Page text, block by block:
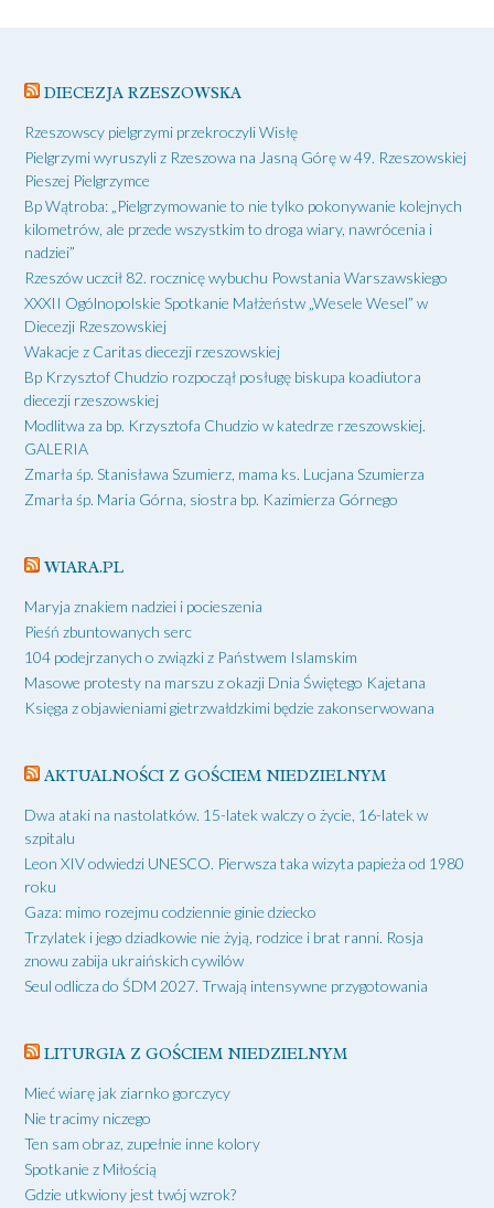
DIECEZJA RZESZOWSKA
Rzeszowscy pielgrzymi przekroczyli Wisłę
Pielgrzymi wyruszyli z Rzeszowa na Jasną Górę w 49. Rzeszowskiej
Pieszej Pielgrzymce
Bp Wątroba: „Pielgrzymowanie to nie tylko pokonywanie kolejnych
kilometrów, ale przede wszystkim to droga wiary, nawrócenia i
nadziei”
Rzeszów uczcił 82. rocznicę wybuchu Powstania Warszawskiego
XXXII Ogólnopolskie Spotkanie Małżeństw „Wesele Wesel” w
Diecezji Rzeszowskiej
Wakacje z Caritas diecezji rzeszowskiej
Bp Krzysztof Chudzio rozpoczął posługę biskupa koadiutora
diecezji rzeszowskiej
Modlitwa za bp. Krzysztofa Chudzio w katedrze rzeszowskiej.
GALERIA
Zmarła śp. Stanisława Szumierz, mama ks. Lucjana Szumierza
Zmarła śp. Maria Górna, siostra bp. Kazimierza Górnego
WIARA.PL
Maryja znakiem nadziei i pocieszenia
Pieśń zbuntowanych serc
104 podejrzanych o związki z Państwem Islamskim
Masowe protesty na marszu z okazji Dnia Świętego Kajetana
Księga z objawieniami gietrzwałdzkimi będzie zakonserwowana
AKTUALNOŚCI Z GOŚCIEM NIEDZIELNYM
Dwa ataki na nastolatków. 15-latek walczy o życie, 16-latek w
szpitalu
Leon XIV odwiedzi UNESCO. Pierwsza taka wizyta papieża od 1980
roku
Gaza: mimo rozejmu codziennie ginie dziecko
Trzylatek i jego dziadkowie nie żyją, rodzice i brat ranni. Rosja
znowu zabija ukraińskich cywilów
Seul odlicza do ŚDM 2027. Trwają intensywne przygotowania
LITURGIA Z GOŚCIEM NIEDZIELNYM
Mieć wiarę jak ziarnko gorczycy
Nie tracimy niczego
Ten sam obraz, zupełnie inne kolory
Spotkanie z Miłością
Gdzie utkwiony jest twój wzrok?